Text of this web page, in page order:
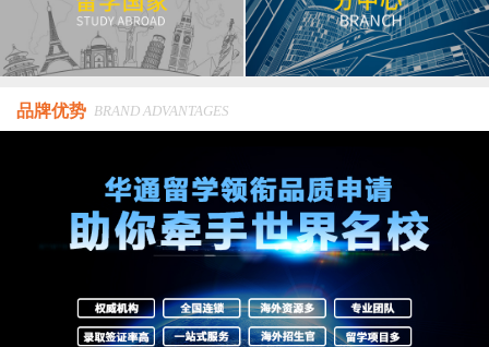
品牌优势 BRAND ADVANTAGES